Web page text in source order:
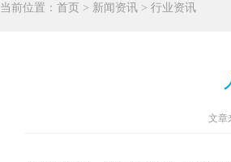
当前位置： 首页 > 新闻资讯 > 行业资讯
文章